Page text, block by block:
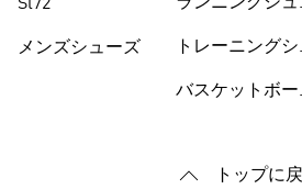
Sl72
メンズシューズ
ランニングシュ
トレーニングシ
バスケットボー
トップに